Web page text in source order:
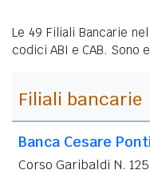
Le 49 Filiali Bancarie
codici ABI e CAB. Sono
Filiali bancarie
Banca Cesare
Corso Garibaldi N. 125